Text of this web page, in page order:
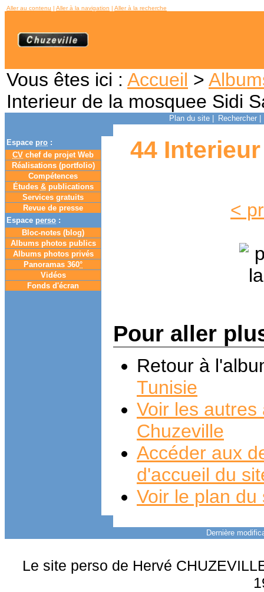
Aller au contenu | Aller à la navigation | Aller à la recherche
Vous êtes ici : Accueil >
Interieur de la mosquee Sidi
Plan du site Rechercher
Espace pro :
CV chef de projet Web
Réalisations (portfolio)
Compétences
Études &publications
Services gratuits
Revue de presse
Espace perso :
Bloc-notes (blog)
Albums photos publics
Albums photos privés
Panoramas 360°
Vidéos
Fonds d'écran
44
<
Pour aller
Retour à
Tunisie
Voir les
Chuzeville
Accéder aux
d'accueil du
Voir le plan du
Dernière
Le site perso de Hervé